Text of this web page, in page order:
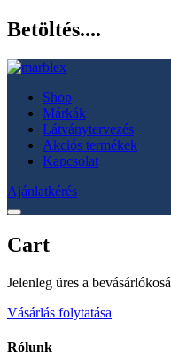
Betöltés....
Shop
Márkák
Látványtervezés
Akciós termékek
Kapcsolat
Ajánlatkérés
Cart
Jelenleg üres a
Vásárlás folytatása
Rólunk